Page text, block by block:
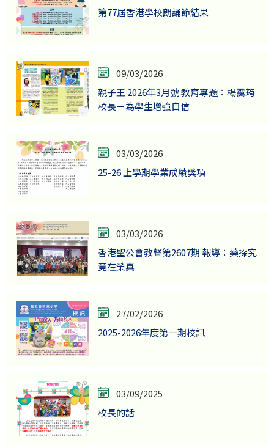
第77屆香港學校朗誦節結果
09/03/2026
親子王 2026年3月號 教育專題：楊靄筠
校長－為學生增強自信
03/03/2026
25-26 上學期學業成績獎項
03/03/2026
香港聖公會教聲第2607期 報導：藥探究
竟在榮真
27/02/2026
2025-2026年度第一期校訊
03/09/2025
校長的話